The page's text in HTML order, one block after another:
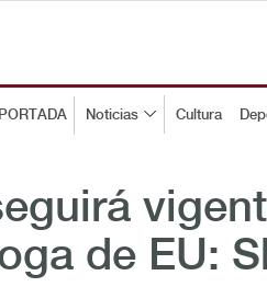
PORTADA Noticias Cultura
de EU: